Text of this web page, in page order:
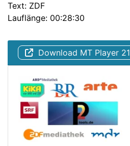
Text: ZDF
Lauflänge: 00:28:30
Download MT Player 21